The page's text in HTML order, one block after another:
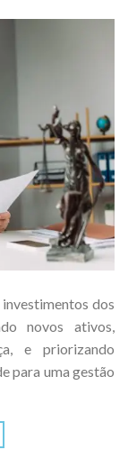
dos
novos ativos,
e priorizando
para uma gestão